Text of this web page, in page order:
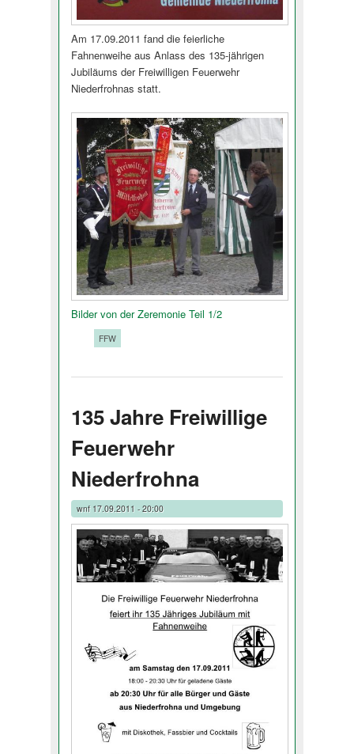
Am 17.09.2011 fand die feierliche
Fahnenweihe aus Anlass des 135-jährigen
Jubiläums der Freiwilligen Feuerwehr
Niederfrohnas stat­t.
Bilder von der Zeremonie Teil 1/2
FFW
135 Jahre Freiwillige
Feuerwehr
Niederfrohna
wnf17.09.2011 - 20:00